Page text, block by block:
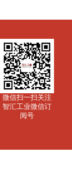
微信扫一扫关注
智汇工业微信订
阅号